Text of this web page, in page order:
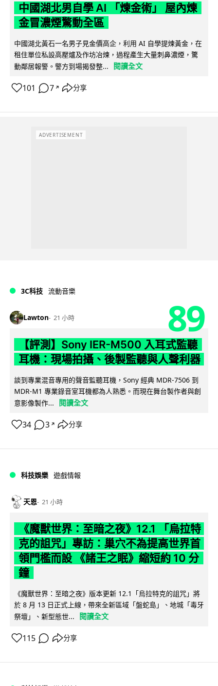
中國湖北男自學 AI 「煉金術」 屋內煉
金冒濃煙驚動全區
中國湖北黃石一名男子見金價高企，利用 AI 自學提煉黃金，在
租住單位私設高壓爐及作坊冶煉，過程產生大量刺鼻濃煙，驚
動鄰居報警。警方到場揭發整...
閱讀全文
101 7 ↗ 分享
ADVERTISEMENT
3C科技 流動音樂
Lawton 21 小時 89
【評測】Sony IER-M500 入耳式監聽
耳機：現場拍攝、後製監聽與人聲利器
談到專業混音專用的聲音監聽耳機，Sony 經典 MDR-7506 到
MDR-M1 專業錄音室耳機都為人熟悉。而現在舞台製作者與創
意影像製作...
閱讀全文
34 3 ↗ 分享
科技娛樂 遊戲情報
天恩 21 小時
《魔獸世界：至暗之夜》12.1 「烏拉特
克的詛咒」專訪：巢穴不為提高世界首
領門檻而設 《諸王之眠》縮短約 10 分
鐘
《魔獸世界：至暗之夜》版本更新 12.1「烏拉特克的詛咒」將
於 8 月 13 日正式上線，帶來全新區域「盤蛇島」、地城「毒牙
祭壇」、新型態世...
閱讀全文
115 分享